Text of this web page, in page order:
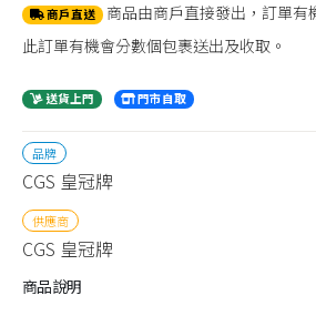
商戶直送 商品由商戶直接發出，訂單有
此訂單有機會分數個包裹送出及收取。
送貨上門 門市自取
品牌
CGS 皇冠牌
供應商
CGS 皇冠牌
商品說明